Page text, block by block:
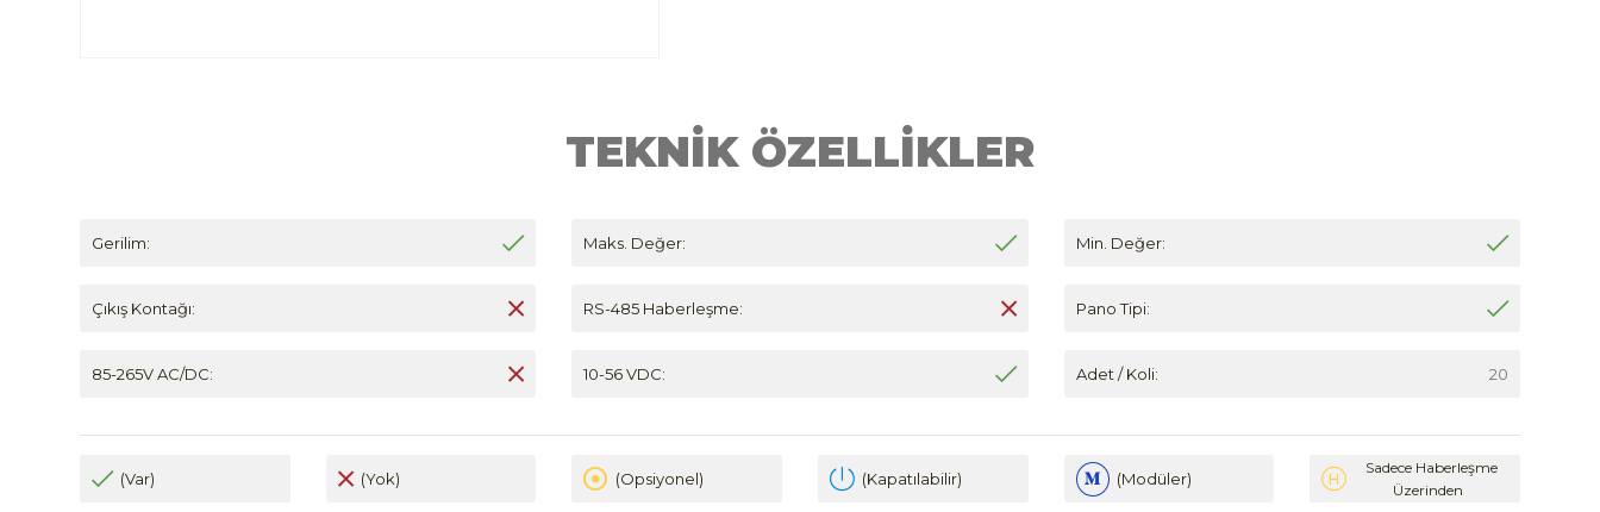
TEKNİK ÖZELLİKLER
Gerilim: Maks. Değer: Min. Değer:
Çıkış Kontağı: RS-485 Haberleşme: Pano Tipi:
85-265V AC/DC: 10-56 VDC: Adet / Koli: 20
(Var) (Yok) (Opsiyonel) (Kapatılabilir) (Modüler)
Sadece Haberleşme
Üzerinden